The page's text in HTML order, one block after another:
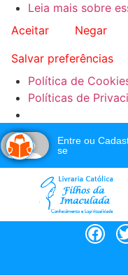
Leia mais sobre
Aceitar
Negar
Salvar preferências
Política de
Políticas de
Entre ou
se